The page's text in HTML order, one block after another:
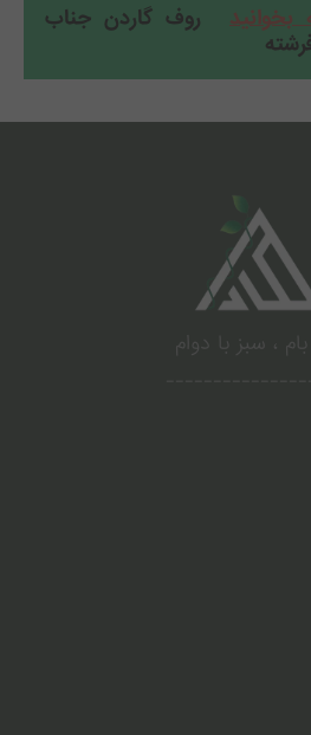
بخوانید
روف گاردن جناب
، سبز با دوام